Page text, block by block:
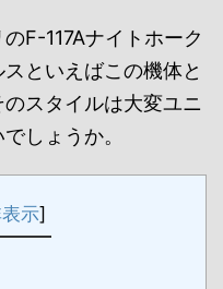
F-117Aナイトホーク
といえばこの機体と
スタイルは大変ユニ
しょうか。
示]